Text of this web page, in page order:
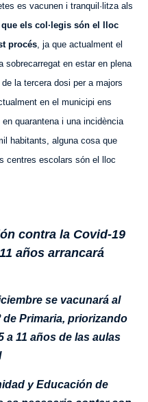
es vacunen i tranquil·litza als
els col·legis són el lloc
procés, ja que actualment el
sobrecarregat en estar en plena
la tercera dosi per a majors
en el municipi ens
quarantena i una incidència
habitants, alguna cosa que
centres escolars són el lloc
contra la Covid-19
años arrancará
se vacunará al
de Primaria, priorizando
a 11 años de las aulas
y Educación de